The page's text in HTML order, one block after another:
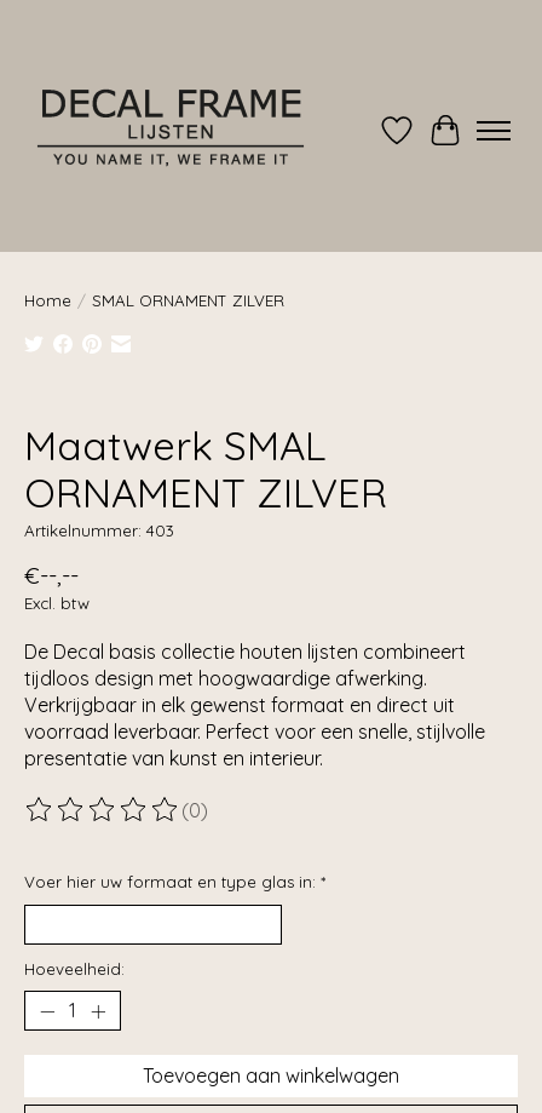
Verlanglijst
Home / SMAL ORNAMENT ZILVER
Maatwerk SMAL
ORNAMENT ZILVER
Artikelnummer: 403
€--,--
Excl. btw
De Decal basis collectie houten lijsten combineert
tijdloos design met hoogwaardige afwerking.
Verkrijgbaar in elk gewenst formaat en direct uit
voorraad leverbaar. Perfect voor een snelle, stijlvolle
presentatie van kunst en interieur.
De beoordeling van dit product is
(0)
Voer hier uw formaat en type glas in: *
Hoeveelheid:
Toevoegen aan winkelwagen